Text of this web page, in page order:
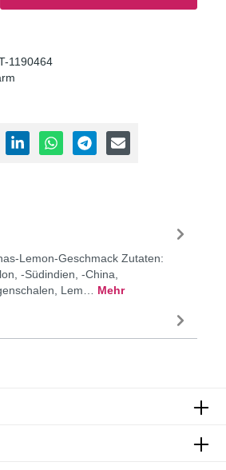
1190464
Lemon-Geschmack Zutaten:
-Südindien, -China,
Lem… Mehr